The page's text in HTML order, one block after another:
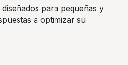
para pequeñas y
a optimizar su